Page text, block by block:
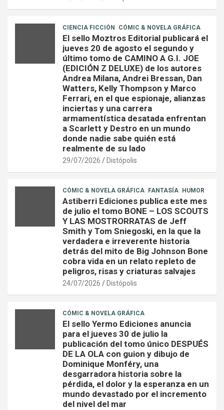
CIENCIA FICCIÓN CÓMIC & NOVELA GRÁFICA
El sello Moztros Editorial publicará el
jueves 20 de agosto el segundo y
último tomo de CAMINO A G.I. JOE
(EDICIÓN Z DELUXE) de los autores
Andrea Milana, Andrei Bressan, Dan
Watters, Kelly Thompson y Marco
Ferrari, en el que espionaje, alianzas
inciertas y una carrera
armamentística desatada enfrentan
a Scarlett y Destro en un mundo
donde nadie sabe quién está
realmente de su lado
29/07/2026 Distópolis
CÓMIC & NOVELA GRÁFICA FANTASÍA HUMOR
Astiberri Ediciones publica este mes
de julio el tomo BONE – LOS SCOUTS
Y LAS MOSTRORRATAS de Jeff
Smith y Tom Sniegoski, en la que la
verdadera e irreverente historia
detrás del mito de Big Johnson Bone
cobra vida en un relato repleto de
peligros, risas y criaturas salvajes
24/07/2026 Distópolis
CÓMIC & NOVELA GRÁFICA
El sello Yermo Ediciones anuncia
para el jueves 30 de julio la
publicación del tomo único DESPUÉS
DE LA OLA con guion y dibujo de
Dominique Monféry, una
desgarradora historia sobre la
pérdida, el dolor y la esperanza en un
mundo devastado por el incremento
del nivel del mar